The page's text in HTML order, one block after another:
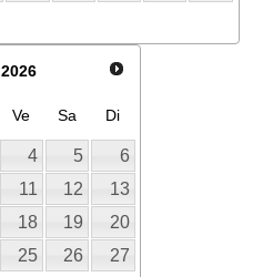
2026
Ve Sa Di
4 5
6
11 12
13
18 19
20
25 26
27